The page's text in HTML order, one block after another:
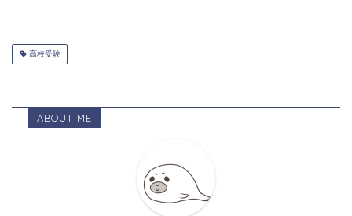
高校受験
ABOUT ME